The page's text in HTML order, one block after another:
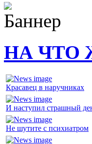
НА ЧТО
Красавец в наручниках
И наступил страшный
Не шутите с психиатром